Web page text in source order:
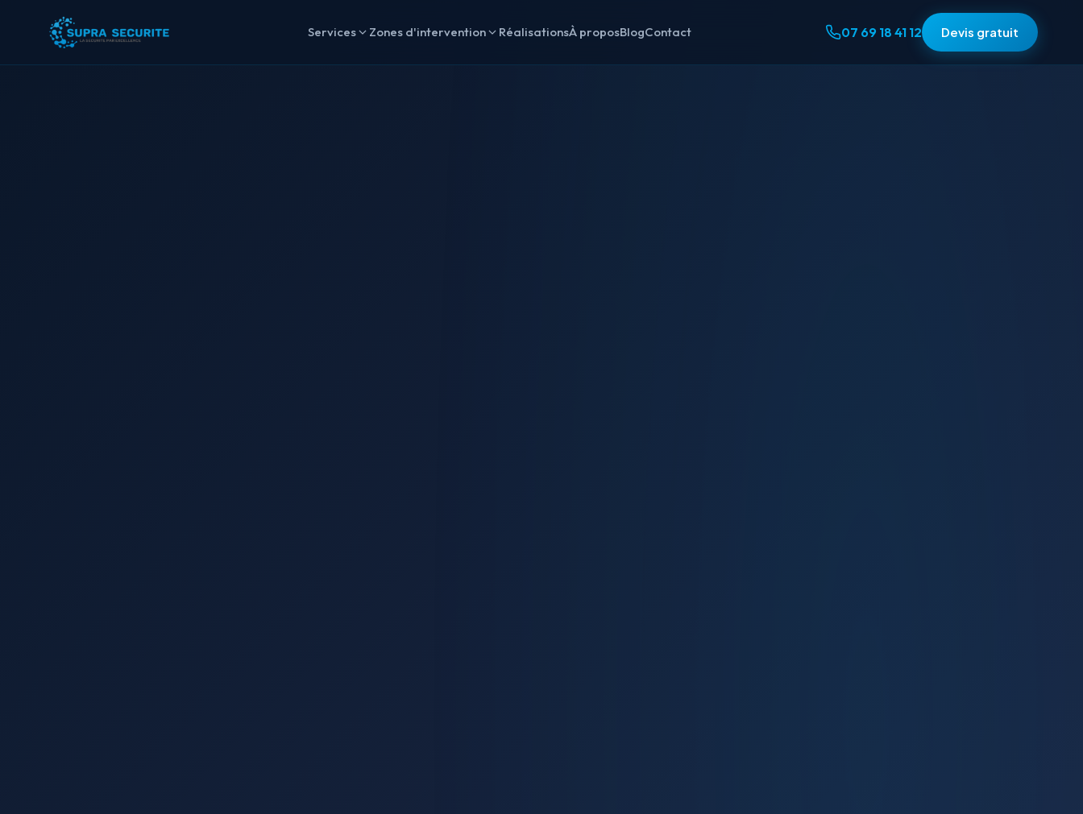
Services Zones d'intervention RéalisationsÀ proposBlogContact 07 69 18 41 12 Devis gratuit